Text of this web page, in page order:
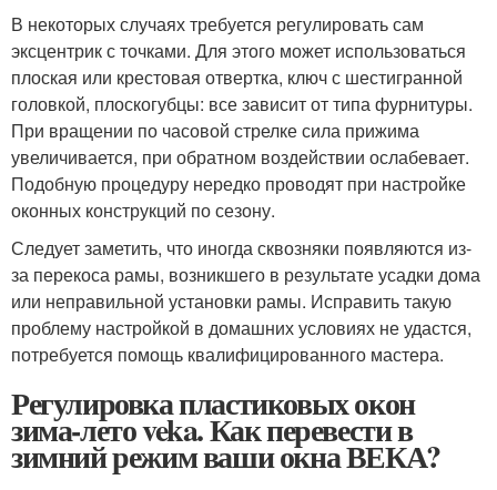
В некоторых случаях требуется регулировать сам
эксцентрик с точками. Для этого может использоваться
плоская или крестовая отвертка, ключ с шестигранной
головкой, плоскогубцы: все зависит от типа фурнитуры.
При вращении по часовой стрелке сила прижима
увеличивается, при обратном воздействии ослабевает.
Подобную процедуру нередко проводят при настройке
оконных конструкций по сезону.
Следует заметить, что иногда сквозняки появляются из-
за перекоса рамы, возникшего в результате усадки дома
или неправильной установки рамы. Исправить такую
проблему настройкой в домашних условиях не удастся,
потребуется помощь квалифицированного мастера.
Регулировка пластиковых окон
зима-лето veka. Как перевести в
зимний режим ваши окна ВЕКА?